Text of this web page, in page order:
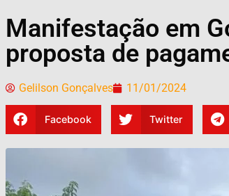
Manifestação em
proposta de
Gelilson Gonçalves 11/01/2024
Facebook Twitter